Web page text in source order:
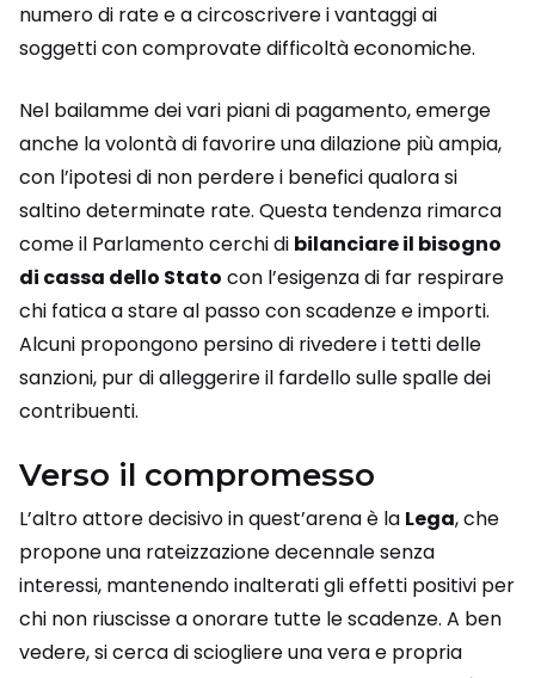
numero di rate e a circoscrivere i vantaggi ai
soggetti con comprovate difficoltà economiche.
Nel bailamme dei vari piani di pagamento, emerge
anche la volontà di favorire una dilazione più ampia,
con l’ipotesi di non perdere i benefici qualora si
saltino determinate rate. Questa tendenza rimarca
come il Parlamento cerchi di bilanciare il bisogno
di cassa dello Stato con l’esigenza di far respirare
chi fatica a stare al passo con scadenze e importi.
Alcuni propongono persino di rivedere i tetti delle
sanzioni, pur di alleggerire il fardello sulle spalle dei
contribuenti.
Verso il compromesso
L’altro attore decisivo in quest’arena è la Lega, che
propone una rateizzazione decennale senza
interessi, mantenendo inalterati gli effetti positivi per
chi non riuscisse a onorare tutte le scadenze. A ben
vedere, si cerca di sciogliere una vera e propria